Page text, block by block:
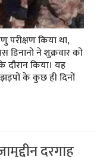
किया था,
ने शुक्रवार को
दौरान किया। यह
के कुछ ही दिनों
दरगाह